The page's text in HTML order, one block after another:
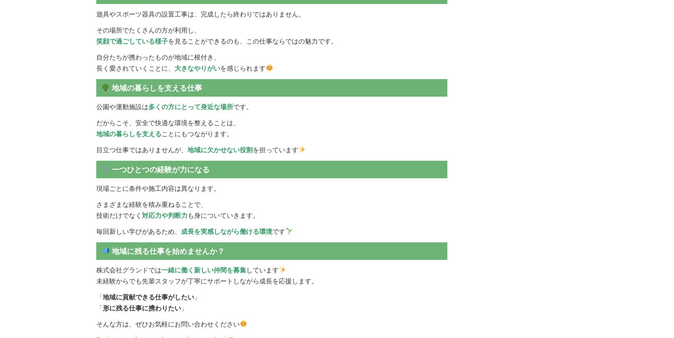
遊具やスポーツ器具の設置工事は、完成したら終わりではありません。
その場所でたくさんの方が利用し、
笑顔で過ごしている様子を見ることができるのも、この仕事ならではの魅力です。
自分たちが携わったものが地域に根付き、
長く愛されていくことに、 大きなやりがいを感じられます
地域の暮らしを支える仕事
公園や運動施設は多くの方にとって身近な場所です。
だからこそ、安全で快適な環境を整えることは、
地域の暮らしを支える ことにもつながります。
目立つ仕事ではありませんが、 地域に欠かせない役割 を担っています
一つひとつの経験が力になる
現場ごとに条件や施工内容は異なります。
さまざまな経験を積み重ねることで、
技術だけでなく 対応力や判断力 も身についていきます。
毎回新しい学びがあるため、 成長を実感しながら働ける環境です
地域に残る仕事を始めませんか？
株式会社グランドでは一緒に働く新しい仲間を募集しています
未経験からでも先輩スタッフが丁寧にサポートしながら成長を応援します。
「地域に貢献できる仕事がしたい 」
「形に残る仕事に携わりたい 」
そんな方は、ぜひお気軽にお問い合わせください